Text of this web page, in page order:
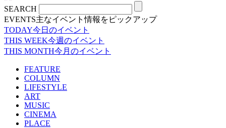
SEARCH
EVENTS主なイベント情報をピックアップ
TODAY今日のイベント
THIS WEEK今週のイベント
THIS MONTH今月のイベント
FEATURE
COLUMN
LIFESTYLE
ART
MUSIC
CINEMA
PLACE